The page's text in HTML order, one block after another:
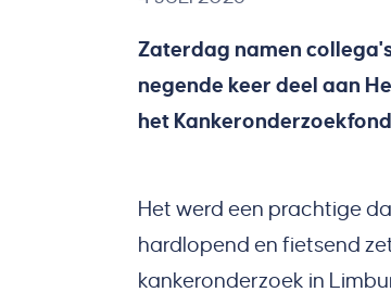
Zaterdag namen
negende keer deel aan
het
Het werd een prachtige
hardlopend en fietsend
kankeronderzoek in